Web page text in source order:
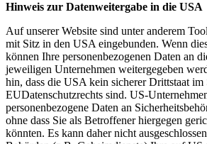
Hinweis zur Datenweitergabe in die USA
Auf unserer Website sind unter anderem
mit Sitz in den USA eingebunden. Wenn
können Ihre personenbezogenen Daten an
jeweiligen Unternehmen weitergegeben
hin, dass die USA kein sicherer Drittstaat im
EUDatenschutzrechts sind. US-
personenbezogene Daten an
ohne dass Sie als Betroffener hiergegen
könnten. Es kann daher nicht